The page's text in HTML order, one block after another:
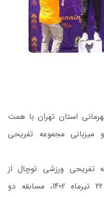
استان تهران با همت
میزبانی مجموعه تفریحی
تفریحی ورزشی توچال از
ساعت 4:00 صبح روز پنجشنبه 22 تیرماه 1402، مسابقه دو